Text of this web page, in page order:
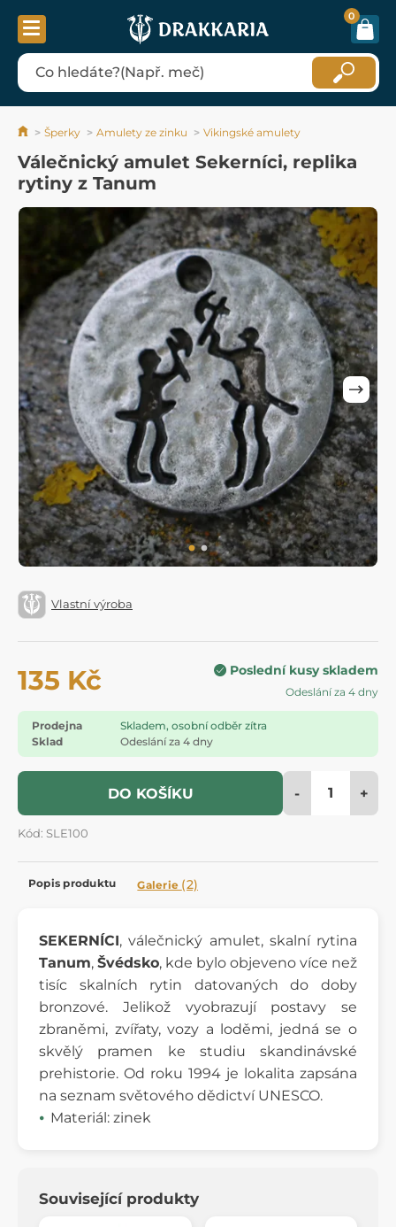
0
Šperky Amulety ze zinku Vikingské amulety
Válečnický amulet Sekerníci, replika
rytiny z Tanum
Vlastní výroba
135 Kč Poslední kusy skladem
Odeslání za 4 dny
Prodejna
Skladem, osobní odběr zítra
Sklad
Odeslání za 4 dny
DO KOŠÍKU - +
Kód: SLE100
Popis produktu Galerie (2)
SEKERNÍCI, válečnický amulet, skalní rytina
Tanum, Švédsko, kde bylo objeveno více než
tisíc skalních rytin datovaných do doby
bronzové. Jelikož vyobrazují postavy se
zbraněmi, zvířaty, vozy a loděmi, jedná se o
skvělý pramen ke studiu skandinávské
prehistorie. Od roku 1994 je lokalita zapsána
na seznam světového dědictví UNESCO.
Materiál: zinek
Související produkty